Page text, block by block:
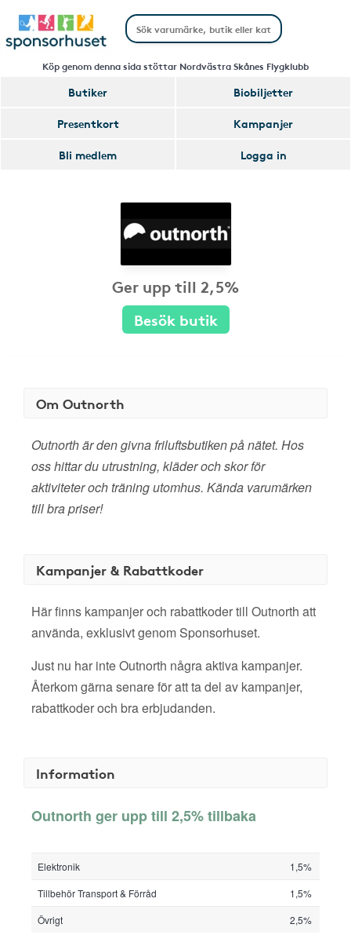
Köp genom denna sida stöttar Nordvästra Skånes Flygklubb
Butiker
Biobiljetter
Presentkort
Kampanjer
Bli medlem
Logga in
Ger upp till 2,5%
Besök butik
Om Outnorth
Outnorth är den givna friluftsbutiken på nätet. Hos
oss hittar du utrustning, kläder och skor för
aktiviteter och träning utomhus. Kända varumärken
till bra priser!
Kampanjer & Rabattkoder
Här finns kampanjer och rabattkoder till Outnorth att
använda, exklusivt genom Sponsorhuset.
Just nu har inte Outnorth några aktiva kampanjer.
Återkom gärna senare för att ta del av kampanjer,
rabattkoder och bra erbjudanden.
Information
Outnorth ger upp till 2,5% tillbaka
Elektronik
1,5%
Tillbehör Transport & Förråd
1,5%
Övrigt
2,5%